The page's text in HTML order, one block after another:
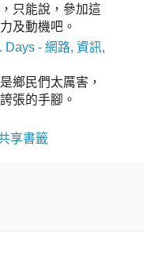
只能說，參加這
及動機吧。
Days - 網路, 資訊,
鄉民們太厲害，
張的手腳。
享書籤